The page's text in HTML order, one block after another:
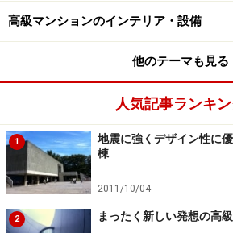
高級マンションのインテリア・設備
他のテーマも見る
人気記事ランキ
1
地震に強くデザイン性に
棟
2011/10/04
2 まったく新しい発想の高